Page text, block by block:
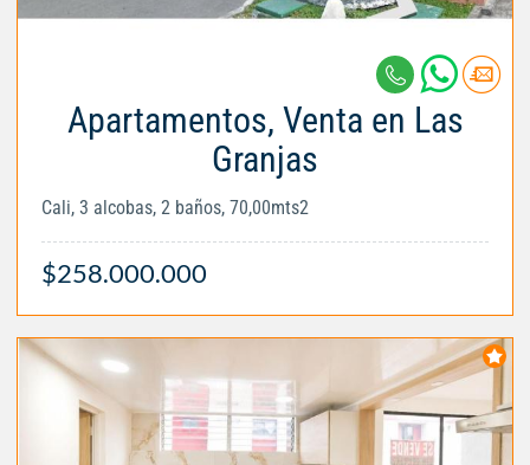
Apartamentos, Venta en Las
Granjas
Cali, 3 alcobas, 2 baños, 70,00mts2
$258.000.000